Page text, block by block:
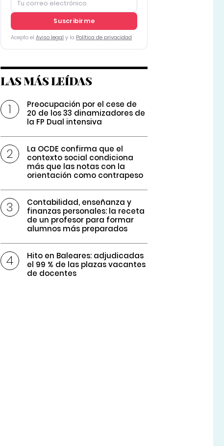
Suscribirme
Acepto el Aviso legal y la Política de privacidad
LAS MÁS LEÍDAS
Preocupación por el cese de
20 de los 33 dinamizadores de
la FP Dual intensiva
La OCDE confirma que el
contexto social condiciona
más que las notas con la
orientación como contrapeso
Contabilidad, enseñanza y
finanzas personales: la receta
de un profesor para formar
alumnos más preparados
Hito en Baleares: adjudicadas
el 99 % de las plazas vacantes
de docentes